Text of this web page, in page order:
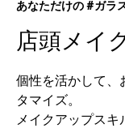
あなただけの #ガラ
店頭メイ
個性を活かして、
タマイズ。
メイクアップスキ